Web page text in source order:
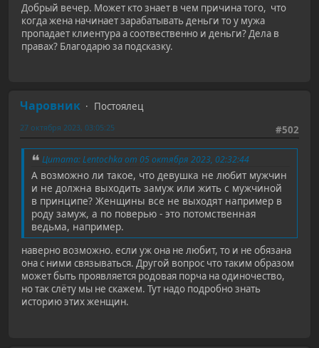
Добрый вечер. Может кто знает в чем причина того, что
когда жена начинает зарабатывать деньги то у мужа
пропадает клиентура а соотвественно и деньги? Дела в
правах? Благодарю за подсказку.
Чаровник
Постоялец
#502
27 октября 2023, 03:05:25
Цитата: Lentochka от 05 октября 2023, 02:32:44
А возможно ли такое, что девушка не любит мужчин
и не должна выходить замуж или жить с мужчиной
в принципе? Женщины все не выходят например в
роду замуж, а по поверью - это потомственная
ведьма, например.
наверно возможно. если уж она не любит, то и не обязана
она с ними связываться. Другой вопрос что таким образом
может быть проявляется родовая порча на одиночество,
но так слёту мы не скажем. Тут надо подробно знать
историю этих женщин.